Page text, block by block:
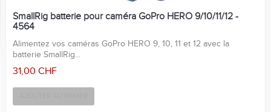
SmallRig batterie pour caméra GoPro HERO 9/10/11/12 -
4564
Alimentez vos caméras GoPro HERO 9, 10, 11 et 12 avec la
batterie SmallRig...
31,00 CHF